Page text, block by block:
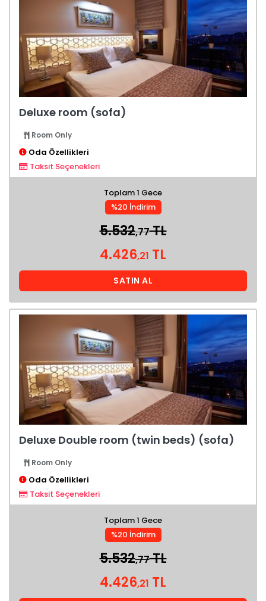
Deluxe room (sofa)
Room Only
Oda Özellikleri
Taksit Seçenekleri
Toplam 1 Gece
%20 İndirim
5.532,77TL
4.426,21 TL
SATIN AL
Deluxe Double room (twin beds) (sofa)
Room Only
Oda Özellikleri
Taksit Seçenekleri
Toplam 1 Gece
%20 İndirim
5.532,77TL
4.426,21 TL